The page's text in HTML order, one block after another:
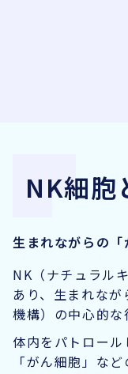
NK細胞
生まれながらの「
NK（ナチュラル
あり、生まれな
機構）の中心的な
体内をパトロー
「がん細胞」な